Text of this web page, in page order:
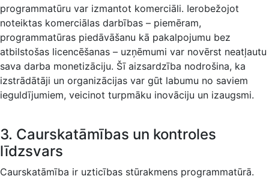
programmatūru var izmantot komerciāli. Ierobežojot
noteiktas komerciālas darbības – piemēram,
programmatūras piedāvāšanu kā pakalpojumu bez
atbilstošas licencēšanas – uzņēmumi var novērst neatļautu
sava darba monetizāciju. Šī aizsardzība nodrošina, ka
izstrādātāji un organizācijas var gūt labumu no saviem
ieguldījumiem, veicinot turpmāku inovāciju un izaugsmi.
3. Caurskatāmības un kontroles
līdzsvars
Caurskatāmība ir uzticības stūrakmens programmatūrā.